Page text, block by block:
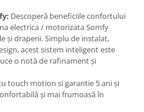
Descoperă beneficiile confortului
electrica / motorizata Somfy
și draperii. Simplu de instalat,
acest sistem inteligent este
o notă de rafinament și
touch motion si garantie 5 ani și
și mai frumoasă în